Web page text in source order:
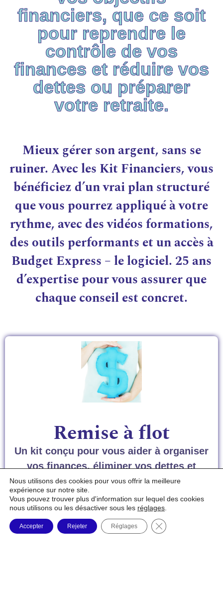
financiers, que ce soit
pour reprendre le
contrôle de vos
finances et réduire vos
dettes ou préparer
votre retraite.
Mieux gérer son argent, sans se
ruiner. Avec les Kit Financiers, vous
bénéficiez d’un vrai plan structuré
que vous pourrez appliqué à votre
rythme, avec des vidéos formations,
des outils performants et un accès à
Budget Express – le logiciel. 25 ans
d’expertise pour vous assurer que
chaque conseil est concret.
Remise à flot
Un kit conçu pour vous aider à organiser
vos finances, éliminer vos dettes et
optimiser votre budget.
📌 Ce que vous trouverez dans ce kit :
Nous utilisons des cookies pour vous offrir la meilleure
expérience sur notre site.
Vous pouvez trouver plus d'information sur lequel des cookies
nous utilisons ou les désactiver sous les réglages
Accepter Rejeter Réglages Fermer la bannière